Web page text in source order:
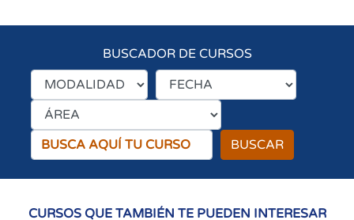
BUSCADOR DE CURSOS
BUSCAR
CURSOS QUE TAMBIÉN TE PUEDEN INTERESAR